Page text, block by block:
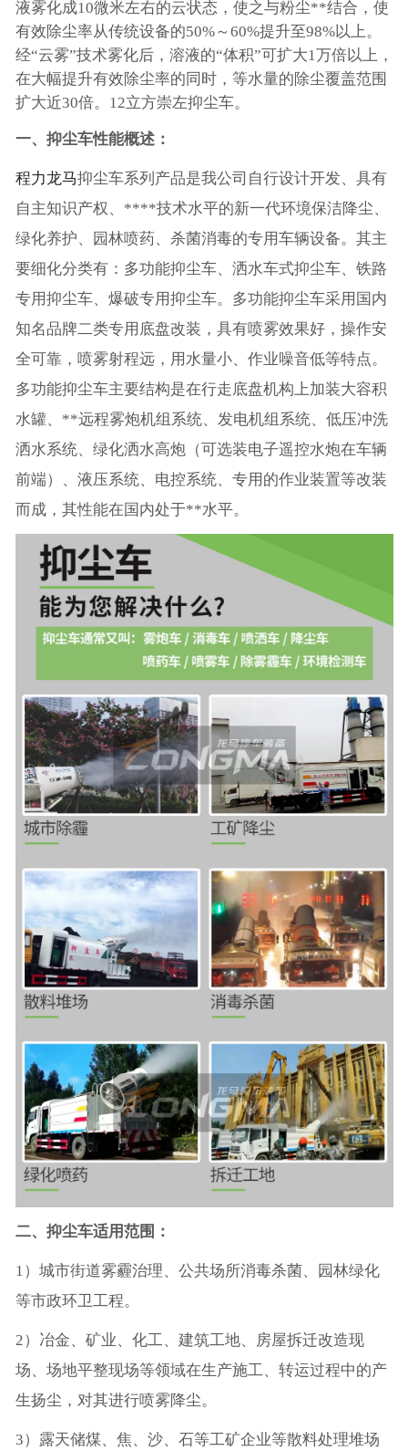
液雾化成10微米左右的云状态，使之与粉尘**结合，使
有效除尘率从传统设备的50%～60%提升至98%以上。
经“云雾”技术雾化后，溶液的“体积”可扩大1万倍以上，
在大幅提升有效除尘率的同时，等水量的除尘覆盖范围
扩大近30倍。12立方崇左抑尘车。
一、抑尘车性能概述：
程力龙马抑尘车系列产品是我公司自行设计开发、具有
自主知识产权、****技术水平的新一代环境保洁降尘、
绿化养护、园林喷药、杀菌消毒的专用车辆设备。其主
要细化分类有：多功能抑尘车、洒水车式抑尘车、铁路
专用抑尘车、爆破专用抑尘车。多功能抑尘车采用国内
知名品牌二类专用底盘改装，具有喷雾效果好，操作安
全可靠，喷雾射程远，用水量小、作业噪音低等特点。
多功能抑尘车主要结构是在行走底盘机构上加装大容积
水罐、**远程雾炮机组系统、发电机组系统、低压冲洗
洒水系统、绿化洒水高炮（可选装电子遥控水炮在车辆
前端）、液压系统、电控系统、专用的作业装置等改装
而成，其性能在国内处于**水平。
二、抑尘车适用范围：
1）城市街道雾霾治理、公共场所消毒杀菌、园林绿化
等市政环卫工程。
2）冶金、矿业、化工、建筑工地、房屋拆迁改造现
场、场地平整现场等领域在生产施工、转运过程中的产
生扬尘，对其进行喷雾降尘。
3）露天储煤、焦、沙、石等工矿企业等散料处理堆场